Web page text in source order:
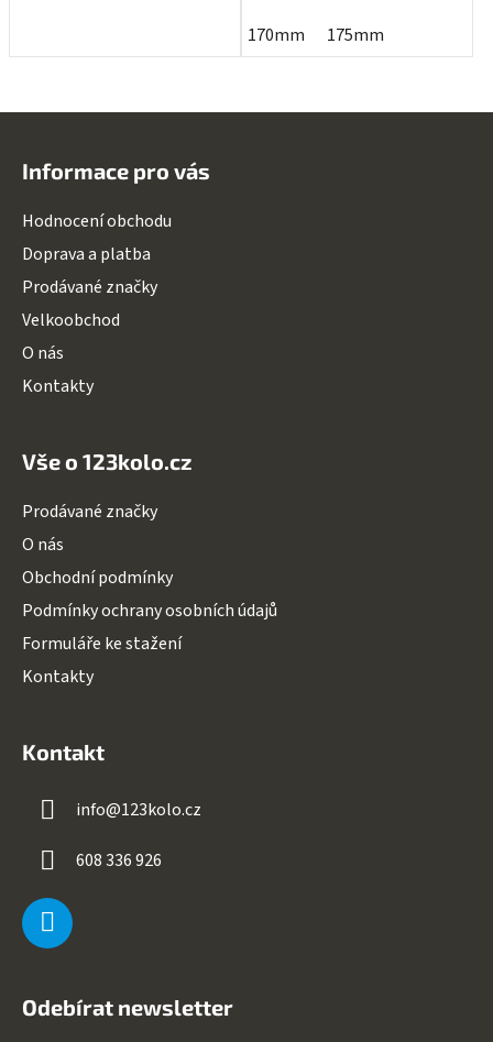
170mm 175mm
Informace pro vás
Hodnocení obchodu
Doprava a platba
Prodávané značky
Velkoobchod
O nás
Kontakty
Vše o 123kolo.cz
Prodávané značky
O nás
Obchodní podmínky
Podmínky ochrany osobních údajů
Formuláře ke stažení
Kontakty
Kontakt
info@123kolo.cz
608 336 926
Odebírat newsletter